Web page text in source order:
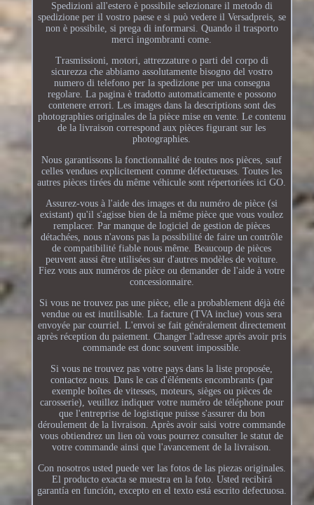
Spedizioni all'estero è possibile selezionare il metodo di
spedizione per il vostro paese e si può vedere il Versadpreis, se
non è possibile, si prega di informarsi. Quando il trasporto
merci ingombranti come.
Trasmissioni, motori, attrezzature o parti del corpo di
sicurezza che abbiamo assolutamente bisogno del vostro
numero di telefono per la spedizione per una consegna
regolare. La pagina è tradotto automaticamente e possono
contenere errori. Les images dans la descriptions sont des
photographies originales de la pièce mise en vente. Le contenu
de la livraison correspond aux pièces figurant sur les
photographies.
Nous garantissons la fonctionnalité de toutes nos pièces, sauf
celles vendues explicitement comme défectueuses. Toutes les
autres pièces tirées du même véhicule sont répertoriées ici GO.
Assurez-vous à l'aide des images et du numéro de pièce (si
existant) qu'il s'agisse bien de la même pièce que vous voulez
remplacer. Par manque de logiciel de gestion de pièces
détachées, nous n'avons pas la possibilité de faire un contrôle
de compatibilité fiable nous même. Beaucoup de pièces
peuvent aussi être utilisées sur d'autres modèles de voiture.
Fiez vous aux numéros de pièce ou demander de l'aide à votre
concessionnaire.
Si vous ne trouvez pas une pièce, elle a probablement déjà été
vendue ou est inutilisable. La facture (TVA inclue) vous sera
envoyée par courriel. L'envoi se fait généralement directement
après réception du paiement. Changer l'adresse après avoir pris
commande est donc souvent impossible.
Si vous ne trouvez pas votre pays dans la liste proposée,
contactez nous. Dans le cas d'éléments encombrants (par
exemple boîtes de vitesses, moteurs, sièges ou pièces de
carosserie), veuillez indiquer votre numéro de téléphone pour
que l'entreprise de logistique puisse s'assurer du bon
déroulement de la livraison. Après avoir saisi votre commande
vous obtiendrez un lien où vous pourrez consulter le statut de
votre commande ainsi que l'avancement de la livraison.
Con nosotros usted puede ver las fotos de las piezas originales.
El producto exacta se muestra en la foto. Usted recibirá
garantía en función, excepto en el texto está escrito defectuosa.